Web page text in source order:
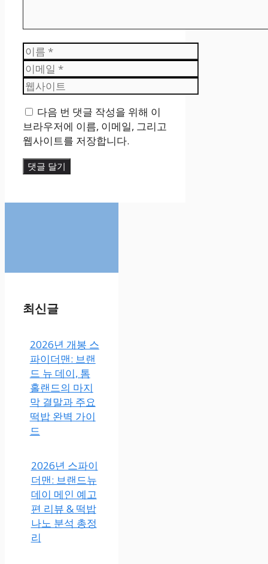
이
름
이
메
일
웹
사
이
트
다음 번 댓글 작성을 위해 이
브라우저에 이름, 이메일, 그리고
웹사이트를 저장합니다.
최신글
2026년 개봉 스
파이더맨: 브랜
드 뉴 데이, 톰
홀랜드의 마지
막 결말과 주요
떡밥 완벽 가이
드
2026년 스파이
더맨: 브랜드뉴
데이 메인 예고
편 리뷰 & 떡밥
나노 분석 총정
리